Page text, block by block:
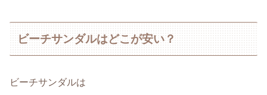
ビーチサンダルはどこが安い？
ビーチサンダルは